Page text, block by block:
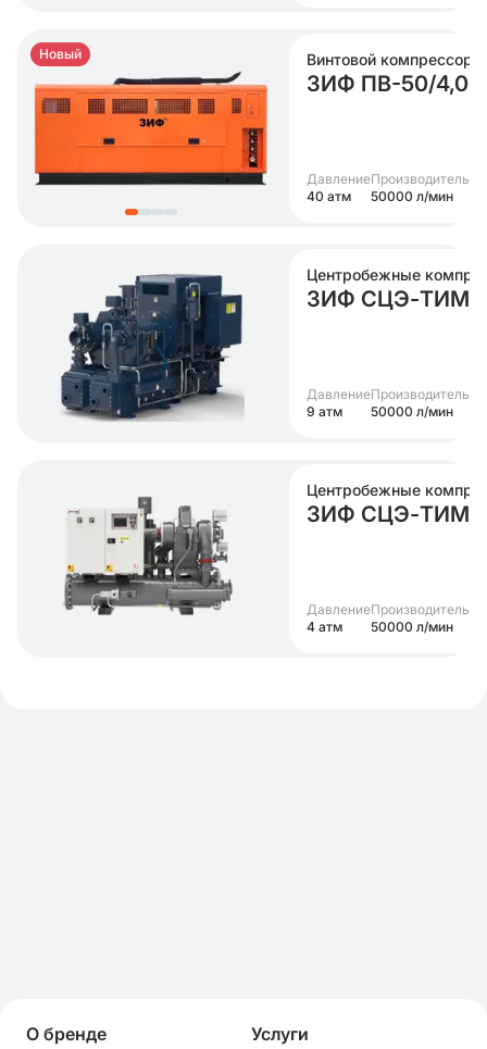
Новый Винтовой компрессор
ЗИФ ПВ-50/4,0
Давление
40 атм
50000 л/мин
Центробежные
ЗИФ СЦЭ-ТИМ-
Давление
9 атм
50000 л/мин
Центробежные
ЗИФ СЦЭ-ТИМ-
Давление
4 атм
50000 л/мин
О бренде
Услуги